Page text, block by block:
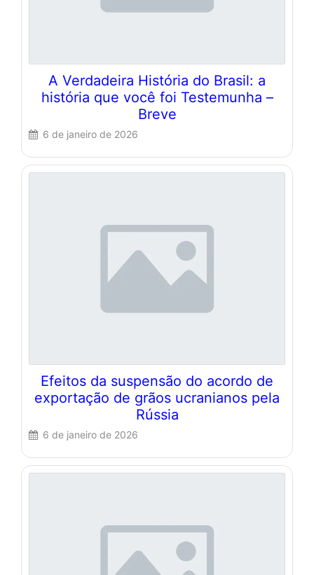
A Verdadeira História do Brasil: a
história que você foi Testemunha –
Breve
6 de janeiro de 2026
Efeitos da suspensão do acordo de
exportação de grãos ucranianos pela
Rússia
6 de janeiro de 2026